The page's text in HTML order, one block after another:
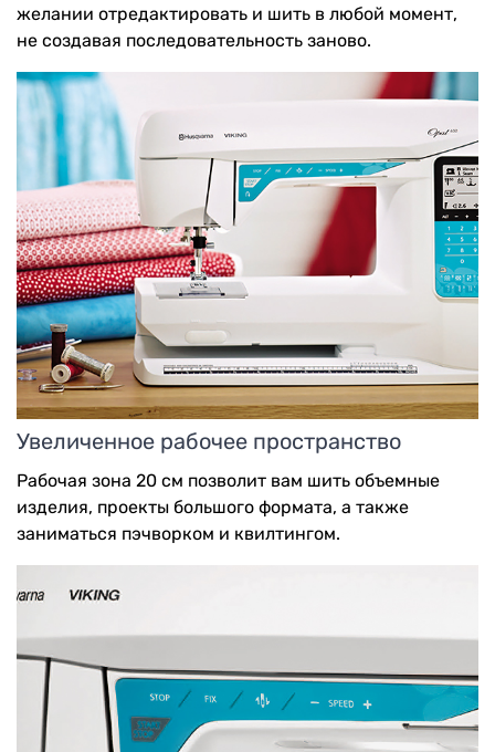
желании отредактировать и шить в любой момент,
не создавая последовательность заново.
Увеличенное рабочее пространство
Рабочая зона 20 см позволит вам шить объемные
изделия, проекты большого формата, а также
заниматься пэчворком и квилтингом.